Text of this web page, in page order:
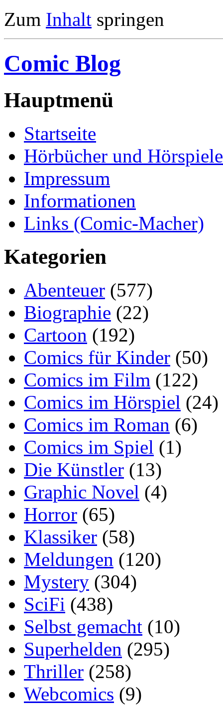
Zum Inhalt springen
Comic Blog
Hauptmenü
Startseite
Hörbücher und Hörspiele
Impressum
Informationen
Links (Comic-Macher)
Kategorien
Abenteuer (577)
Biographie (22)
Cartoon (192)
Comics für Kinder (50)
Comics im Film (122)
Comics im Hörspiel (24)
Comics im Roman (6)
Comics im Spiel (1)
Die Künstler (13)
Graphic Novel (4)
Horror (65)
Klassiker (58)
Meldungen (120)
Mystery (304)
SciFi (438)
Selbst gemacht (10)
Superhelden (295)
Thriller (258)
Webcomics (9)